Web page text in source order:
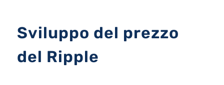
Sviluppo del prezzo
del Ripple